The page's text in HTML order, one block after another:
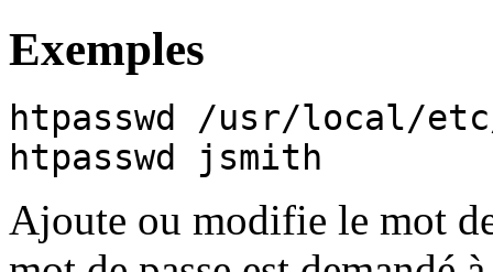
Exemples
htpasswd /usr/local/
htpasswd jsmith
Ajoute ou modifie le mot